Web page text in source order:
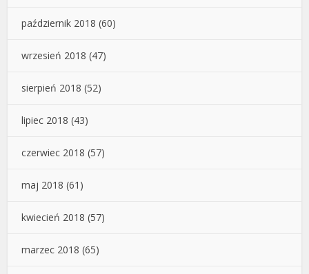
październik 2018 (60)
wrzesień 2018 (47)
sierpień 2018 (52)
lipiec 2018 (43)
czerwiec 2018 (57)
maj 2018 (61)
kwiecień 2018 (57)
marzec 2018 (65)